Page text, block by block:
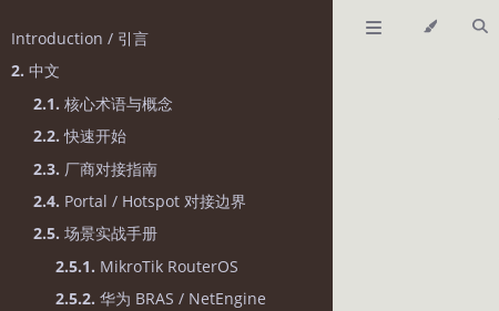
Introduction / 引言
2. 中文
2.1. 核心术语与概念
2.2. 快速开始
2.3. 厂商对接指南
2.4. Portal / Hotspot 对接边界
2.5. 场景实战手册
2.5.1. MikroTik RouterOS
2.5.2. 华为 BRAS / NetEngine